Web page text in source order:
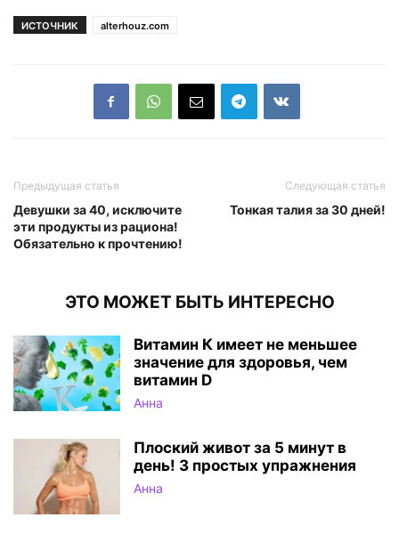
ИСТОЧНИК alterhouz.com
Предыдущая статья
Девушки за 40, исключите
эти продукты из рациона!
Обязательно к прочтению!
Следующая статья
Тонкая талия за 30 дней!
ЭТО МОЖЕТ БЫТЬ ИНТЕРЕСНО
Витамин К имеет не меньшее
значение для здоровья, чем
витамин D
Анна
Плоский живот за 5 минут в
день! 3 простых упражнения
Анна